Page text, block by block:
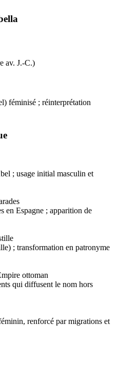
av. J.-C.)
féminisé ; réinterprétation
; usage initial masculin et
en Espagne ; apparition de
; transformation en patronyme
ottoman
qui diffusent le nom hors
renforcé par migrations et